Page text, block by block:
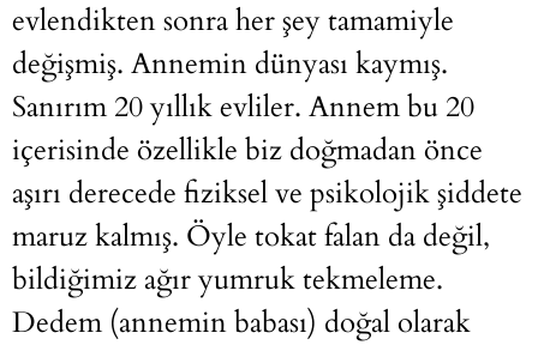
evlendikten sonra her şey tamamiyle
değişmiş. Annemin dünyası kaymış.
Sanırım 20 yıllık evliler. Annem bu 20
içerisinde özellikle biz doğmadan önce
aşırı derecede fiziksel ve psikolojik şiddete
maruz kalmış. Öyle tokat falan da değil,
bildiğimiz ağır yumruk tekmeleme.
Dedem (annemin babası) doğal olarak